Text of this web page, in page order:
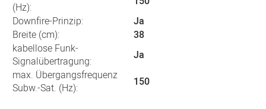
(Hz):
Downfire-Prinzip:
Ja
Breite (cm):
38
kabellose Funk-
Signalübertragung:
Ja
max. Übergangsfrequenz
Subw.-Sat. (Hz):
150